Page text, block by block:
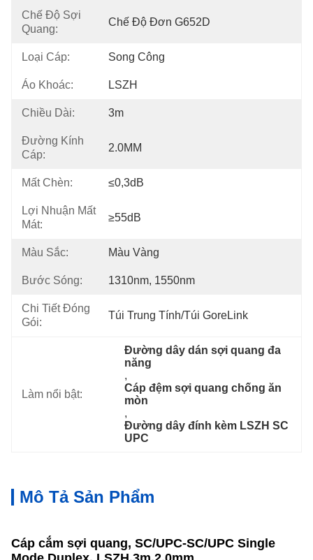
Chế Độ Sợi
Quang:
Chế Độ Đơn G652D
Loại Cáp: Song Công
Áo Khoác: LSZH
Chiều Dài: 3m
Đường Kính
Cáp:
2.0MM
Mất Chèn: ≤0,3dB
Lợi Nhuận Mất
Mát:
≥55dB
Màu Sắc: Màu Vàng
Bước Sóng: 1310nm, 1550nm
Chi Tiết Đóng
Gói:
Túi Trung Tính/Túi GoreLink
Làm nổi bật:
Đường dây dán sợi quang đa
năng
,
Cáp đệm sợi quang chống ăn
mòn
,
Đường dây đính kèm LSZH SC
UPC
Mô Tả Sản Phẩm
Cáp cắm sợi quang, SC/UPC-SC/UPC Single